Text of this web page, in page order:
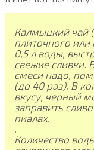
Калмыцкий чай
плиточного или
0,5 л воды,
свежие сливки.
смеси надо,
(до 40 раз). В
вкусу, черный
заправить
пиалах.
.
Количество